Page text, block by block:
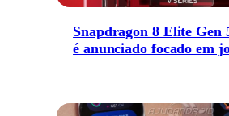
Snapdragon 8 Elite Gen
é anunciado focado em